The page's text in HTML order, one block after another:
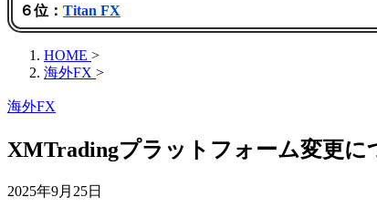
６位： Titan FX
HOME >
海外FX >
海外FX
XMTradingプラットフォーム変更に
2025年9月25日